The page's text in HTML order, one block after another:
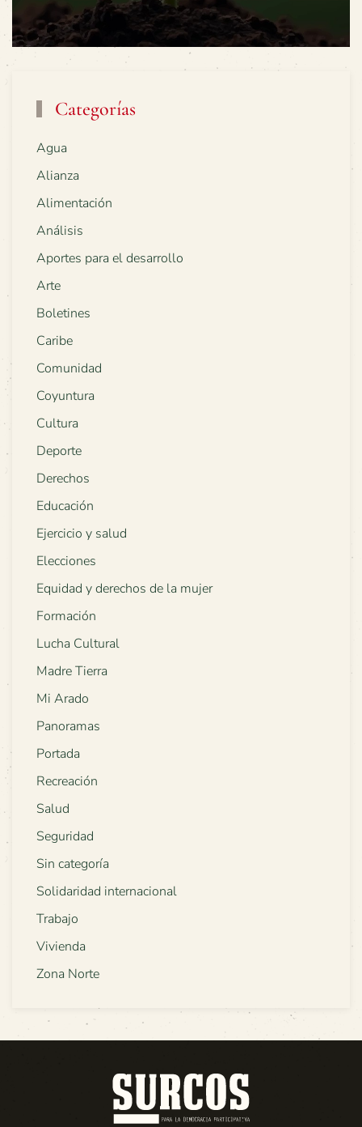
Categorías
Agua
Alianza
Alimentación
Análisis
Aportes para el desarrollo
Arte
Boletines
Caribe
Comunidad
Coyuntura
Cultura
Deporte
Derechos
Educación
Ejercicio y salud
Elecciones
Equidad y derechos de la mujer
Formación
Lucha Cultural
Madre Tierra
Mi Arado
Panoramas
Portada
Recreación
Salud
Seguridad
Sin categoría
Solidaridad internacional
Trabajo
Vivienda
Zona Norte